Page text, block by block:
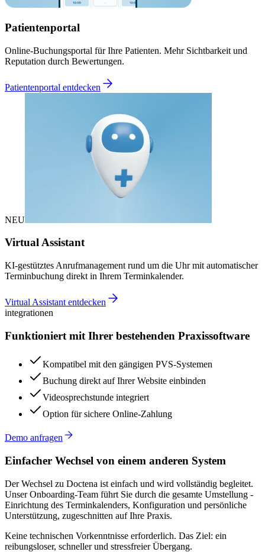
Patientenportal
Online-Buchungsportal für Ihre Patienten. Mehr Sichtbarkeit und
Reputation durch Bewertungen.
Patientenportal entdecken
NEU
Virtual Assistant
KI-gestütztes Anrufmanagement rund um die Uhr mit automatischer
Terminbuchung direkt in Ihrem Terminkalender.
Virtual Assistant entdecken
integrationen
Funktioniert mit Ihrer bestehenden Praxissoftware
Kompatibel mit den gängigen PVS-Systemen
Buchung direkt auf Ihrer Website einbinden
Videosprechstunde integriert
Option für sichere Online-Zahlung
Demo anfragen
Einfacher Wechsel von einem anderen System
Der Wechsel zu Doctena ist einfach und wird vollständig begleitet.
Unser Onboarding-Team führt Sie durch die gesamte Umstellung -
Einrichtung des Terminkalenders, Konfiguration und persönliche
Unterstützung, zugeschnitten auf Ihre Praxis.
Keine technischen Vorkenntnisse erforderlich. Das Ziel: ein
reibungsloser, schneller und stressfreier Übergang.